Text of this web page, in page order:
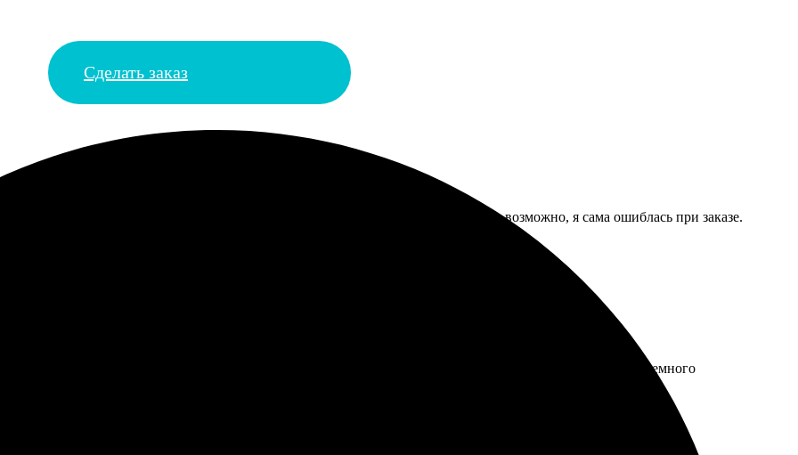
Сделать заказ
листается хорошо. Но даты некоторых праздников почему-то не совпали, возможно, я сама ошиблась при заказе.
в восторге, перелистывает каждый день. Качество печати и переплёт порадовали, хоть и пришлось немного